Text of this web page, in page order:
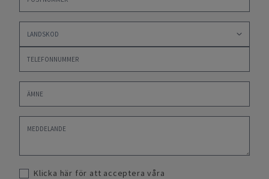
Klicka här för att acceptera våra